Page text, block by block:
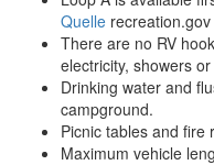
Quelle
There are no RV
electricity, showers
Drinking water and
campground.
Picnic tables and fire
Maximum vehicle